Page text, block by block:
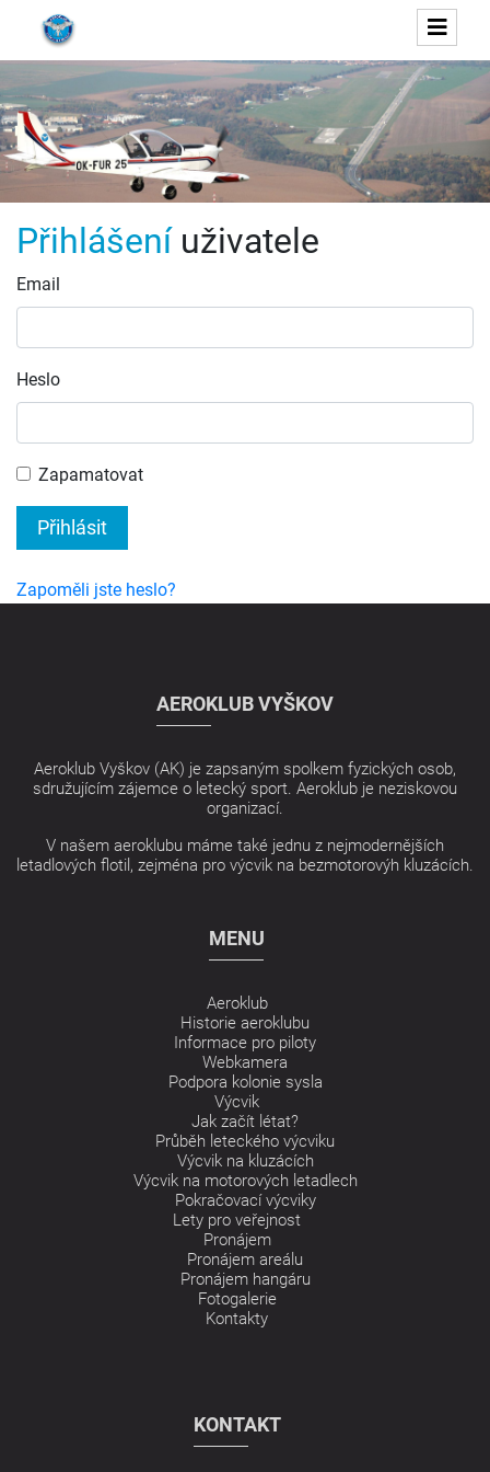
Přihlášeníuživatele
Email
Heslo
Zapamatovat
Přihlásit
Zapoměli jste heslo?
AEROKLUB VYŠKOV
Aeroklub Vyškov (AK) je zapsaným spolkem fyzických osob,
sdružujícím zájemce o letecký sport. Aeroklub je neziskovou
organizací.
V našem aeroklubu máme také jednu z nejmodernějších
letadlových flotil, zejména pro výcvik na bezmotorovýh kluzácích.
MENU
Aeroklub
Historie aeroklubu
Informace pro piloty
Webkamera
Podpora kolonie sysla
Výcvik
Jak začít létat?
Průběh leteckého výcviku
Výcvik na kluzácích
Výcvik na motorových letadlech
Pokračovací výcviky
Lety pro veřejnost
Pronájem
Pronájem areálu
Pronájem hangáru
Fotogalerie
Kontakty
KONTAKT